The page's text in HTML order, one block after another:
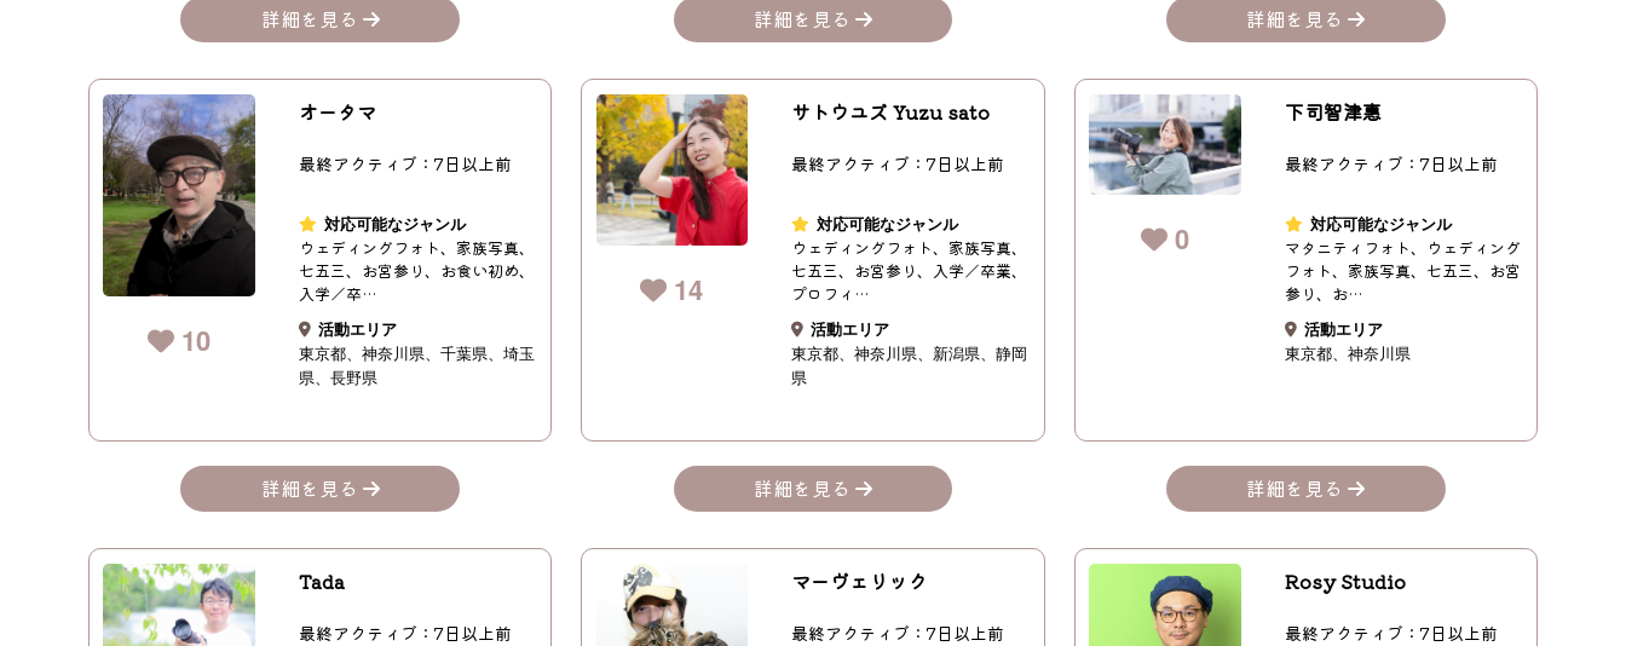
詳細を見る 詳細を見る 詳細を見る
10
オータマ
最終アクティブ：7日以上前
対応可能なジャンル
ウェディングフォト、家族写真、
七五三、お宮参り、お食い初め、
入学／卒…
活動エリア
東京都
神奈川県 千葉県
埼玉
県
長野県
詳細を見る
14
サトウユズ Yuzu sato
最終アクティブ：7日以上前
対応可能なジャンル
ウェディングフォト、家族写真、
七五三、お宮参り、入学／卒業、
プロフィ…
活動エリア
東京都
神奈川県 新潟県
静岡
県
詳細を見る
0
下司智津惠
最終アクティブ：7日以上前
対応可能なジャンル
マタニティフォト、ウェディング
フォト、家族写真、七五三、お宮
参り、お…
活動エリア
東京都
神奈川県
詳細を見る
Tada
最終アクティブ：7日以上前
マーヴェリック
最終アクティブ：7日以上前
Rosy Studio
最終アクティブ：7日以上前